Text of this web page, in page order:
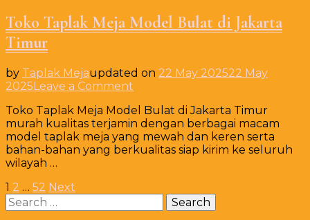
Toko Taplak Meja Model Bulat di Jakarta
Timur
by Taplak Mejaupdated on 22 May 202522 May
2025Leave a Comment
Taplak
Meja
Model
Bulat
Timur
Toko Taplak Meja Model Bulat di Jakarta Timur
murah kualitas terjamin dengan berbagai macam
model taplak meja yang mewah dan keren serta
bahan-bahan yang berkualitas siap kirim ke seluruh
wilayah …
Posts
pagination
Page
1 Page
2 … Page
52 Next
Search
for: